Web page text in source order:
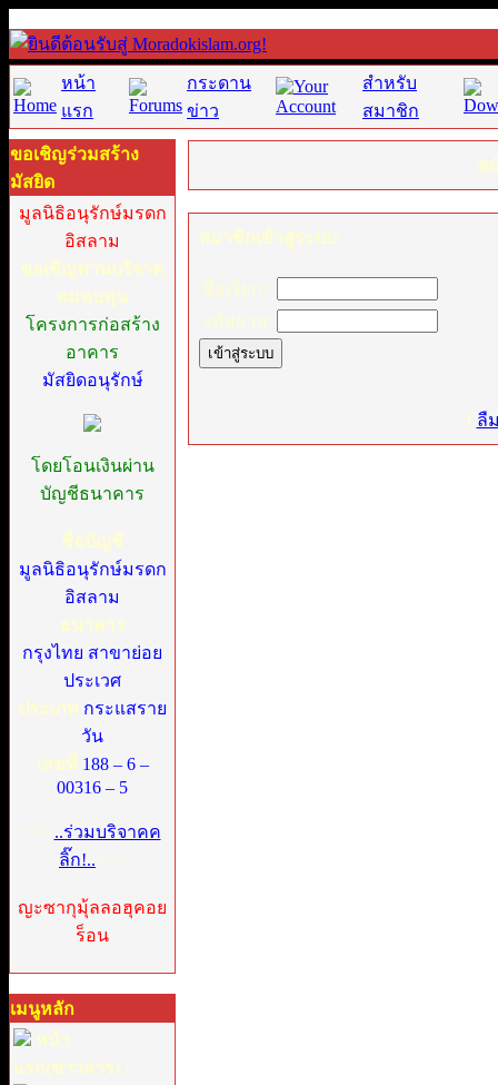
หน้า
แรก
กระดาน
ข่าว
สำหรับ
สมาชิก
ขอเชิญร่วมสร้าง
มัสยิด
มูลนิธิอนุรักษ์มรดก
อิสลาม
ขอเชิญท่านบริจาค
สมทบทุน
โครงการก่อสร้าง
อาคาร
มัสยิดอนุรักษ์
โดยโอนเงินผ่าน
บัญชีธนาคาร
ชื่อบัญชี
มูลนิธิอนุรักษ์มรดก
อิสลาม
ธนาคาร
กรุงไทย สาขาย่อย
ประเวศ
ประเภท กระแสราย
วัน
เลขที่ 188 – 6 –
00316 – 5
>>>..ร่วมบริจาคค
ลิ๊ก!..<<<
ญะซากุมุ้ลลอฮุคอย
ร็อน
เมนูหลัก
หน้า
แรก(ข่าวสาร) :
ส
สมาชิกเข้าสู่ระบบ
ชื่อเรียก:
รหัสผ่าน:
[ ลื